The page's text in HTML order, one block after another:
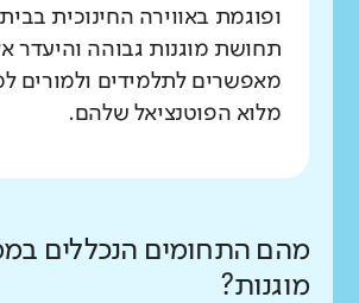
ופוגמת באווירה החינוכית
תחושת מוגנות גבוהה והיעדר
מאפשרים לתלמידים ולמורים
מלוא הפוטנציאל שלהם.
מהם התחומים הנכללים
מוגנות?